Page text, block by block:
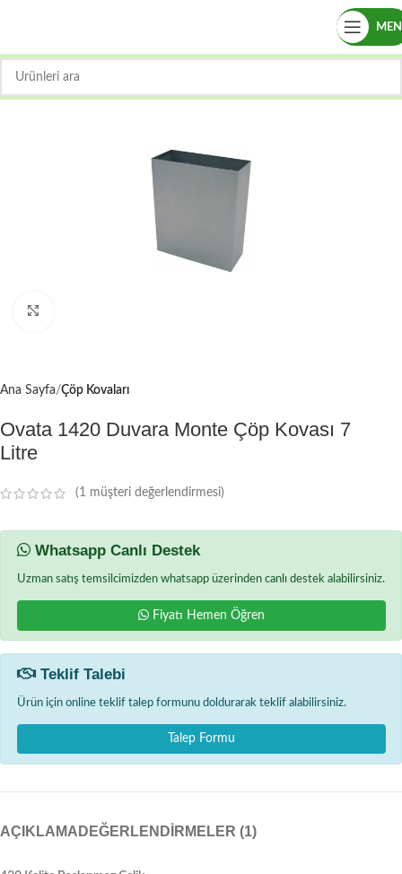
Ana Sayfa Çöp Kovaları
Ovata 1420 Duvara Monte Çöp Kovası 7
Litre
(1 müşteri değerlendirmesi)
Whatsapp Canlı Destek
Uzman satış temsilcimizden whatsapp üzerinden canlı destek alabilirsiniz.
Fiyatı Hemen Öğren
Teklif Talebi
Ürün için online teklif talep formunu doldurarak teklif alabilirsiniz.
Talep Formu
AÇIKLAMA DEĞERLENDIRMELER (1)